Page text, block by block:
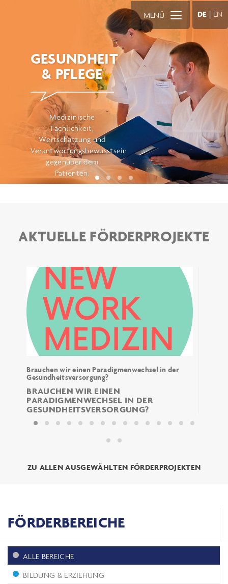
GESUNDHEIT
& PFLEGE
Medizinische
Fachlichkeit,
Wertschätzung und
Verantwortungsbewusstsein
gegenüber dem
Patienten.
DE | EN
MENÜ
AKTUELLE FÖRDERPROJEKTE
Brauchen wir einen Paradigmenwechsel in der
Gesundheitsversorgung?
BRAUCHEN WIR EINEN
PARADIGMENWECHSEL IN DER
GESUNDHEITSVERSORGUNG?
ZU ALLEN AUSGEWÄHLTEN FÖRDERPROJEKTEN
FÖRDERBEREICHE
ALLE BEREICHE
BILDUNG & ERZIEHUNG